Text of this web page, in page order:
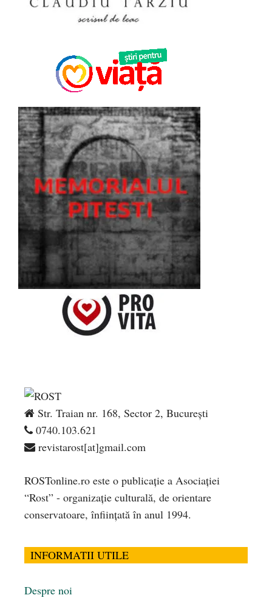
Str. Traian nr. 168, Sector 2, București
0740.103.621
revistarost[at]gmail.com
ROSTonline.ro este o publicaţie a Asociaţiei
“Rost” - organizaţie culturală, de orientare
conservatoare, înfiinţată în anul 1994.
INFORMATII UTILE
Despre noi